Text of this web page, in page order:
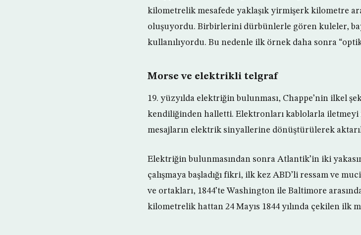
kilometrelik mesafede yaklaşık yirmişerk kilometre
oluşuyordu. Birbirlerini dürbünlerle gören kuleler,
kullanılıyordu. Bu nedenle ilk örnek daha sonra
Morse ve elektrikli telgraf
19. yüzyılda elektriğin bulunması, Chappe’nin ilkel
kendiliğinden halletti. Elektronları kablolarla
mesajların elektrik sinyallerine dönüştürülerek
Elektriğin bulunmasından sonra Atlantik’in iki
çalışmaya başladığı fikri, ilk kez ABD’li ressam ve
ve ortakları, 1844’te Washington ile Baltimore
kilometrelik hattan 24 Mayıs 1844 yılında çekilen ilk